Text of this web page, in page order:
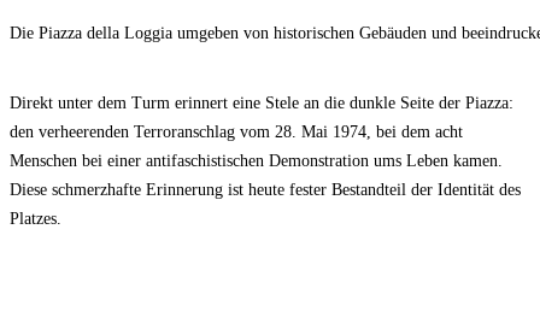
Die Piazza della Loggia umgeben von historischen Gebäuden und
Direkt unter dem Turm erinnert eine Stele an die dunkle Seite der Piazza:
den verheerenden Terroranschlag vom 28. Mai 1974, bei dem acht
Menschen bei einer antifaschistischen Demonstration ums Leben kamen.
Diese schmerzhafte Erinnerung ist heute fester Bestandteil der Identität des
Platzes.